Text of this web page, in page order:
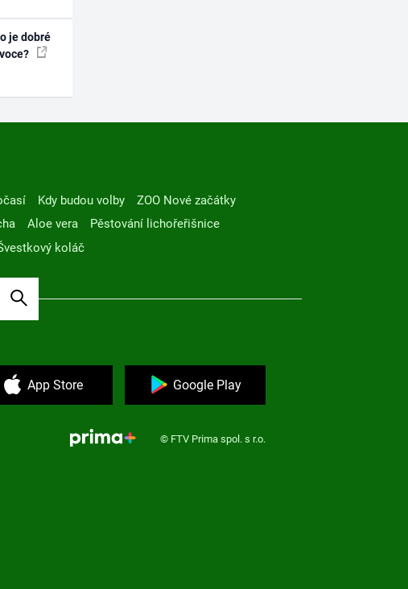
je dobré
Kdy budou volby
ZOO Nové začátky
Aloe vera
Pěstování lichořeřišnice
koláč
App Store Google Play
© FTV Prima spol. s r.o.